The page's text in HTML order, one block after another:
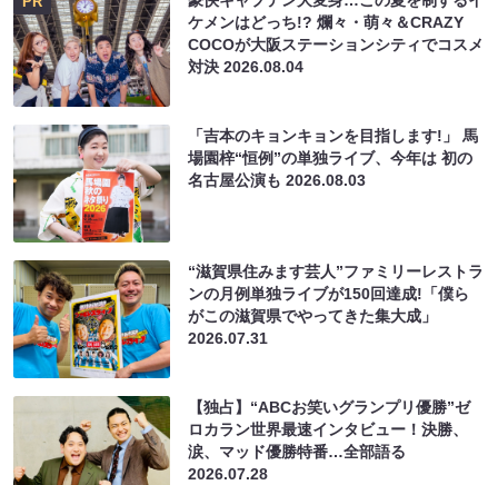
ケメンはどっち!? 爛々・萌々＆CRAZY
COCOが大阪ステーションシティでコスメ
対決2026.08.04
「吉本のキョンキョンを目指します!」 馬
場園梓“恒例”の単独ライブ、今年は 初の
名古屋公演も2026.08.03
“滋賀県住みます芸人”ファミリーレストラ
ンの月例単独ライブが150回達成!「僕ら
がこの滋賀県でやってきた集大成」
2026.07.31
【独占】“ABCお笑いグランプリ優勝”ゼ
ロカラン世界最速インタビュー！決勝、
涙、マッド優勝特番…全部語る
2026.07.28